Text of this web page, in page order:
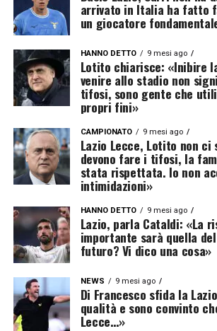
arrivato in Italia ha fatto
un giocatore
HANNO DETTO 9 mesi ago
Lotito chiarisce: «Inibire
venire allo stadio non
tifosi, sono gente che
propri fini»
CAMPIONATO 9 mesi ago
Lazio Lecce, Lotito non
devono fare i tifosi, la
stata rispettata. Io non
intimidazioni»
HANNO DETTO 9 mesi ago
Lazio, parla Cataldi: «La
importante sarà quella
futuro? Vi dico una cosa»
NEWS 9 mesi ago
Di Francesco sfida la
qualità e sono convinto
Lecce…»